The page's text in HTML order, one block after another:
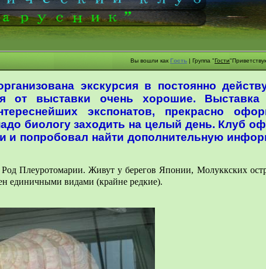
Вы вошли как Гость | Группа "Гости"
экскурсия в постоянно
от выставки очень хорошие. Выставка
экспонатов, прекрасно
биологу заходить на целый день. Клуб
и попробовал найти дополнительную
Род Плеуротомарии.Живут у берегов Японии, Молуккских
единичными видами (крайне редкие).